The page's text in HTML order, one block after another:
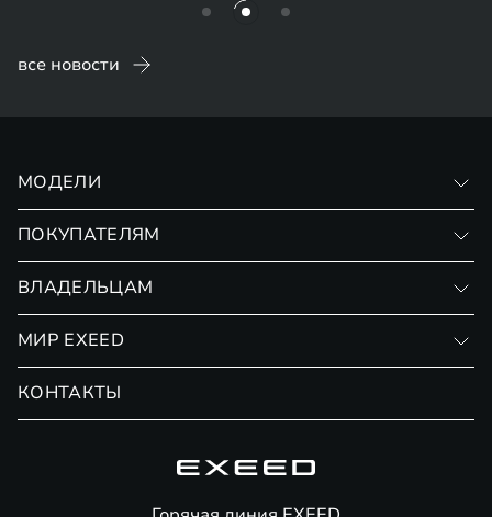
все новости
МОДЕЛИ
ПОКУПАТЕЛЯМ
Страхование
ВЛАДЕЛЬЦАМ
Сервис
Помощь на дорогах
МИР EXEED
КОНТАКТЫ